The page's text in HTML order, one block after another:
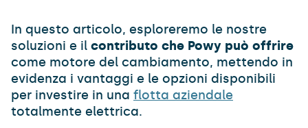
In questo articolo, esploreremo le nostre
soluzioni e il contributo che Powy può offrire
come motore del cambiamento, mettendo in
evidenza i vantaggi e le opzioni disponibili
per investire in una flotta aziendale
totalmente elettrica.